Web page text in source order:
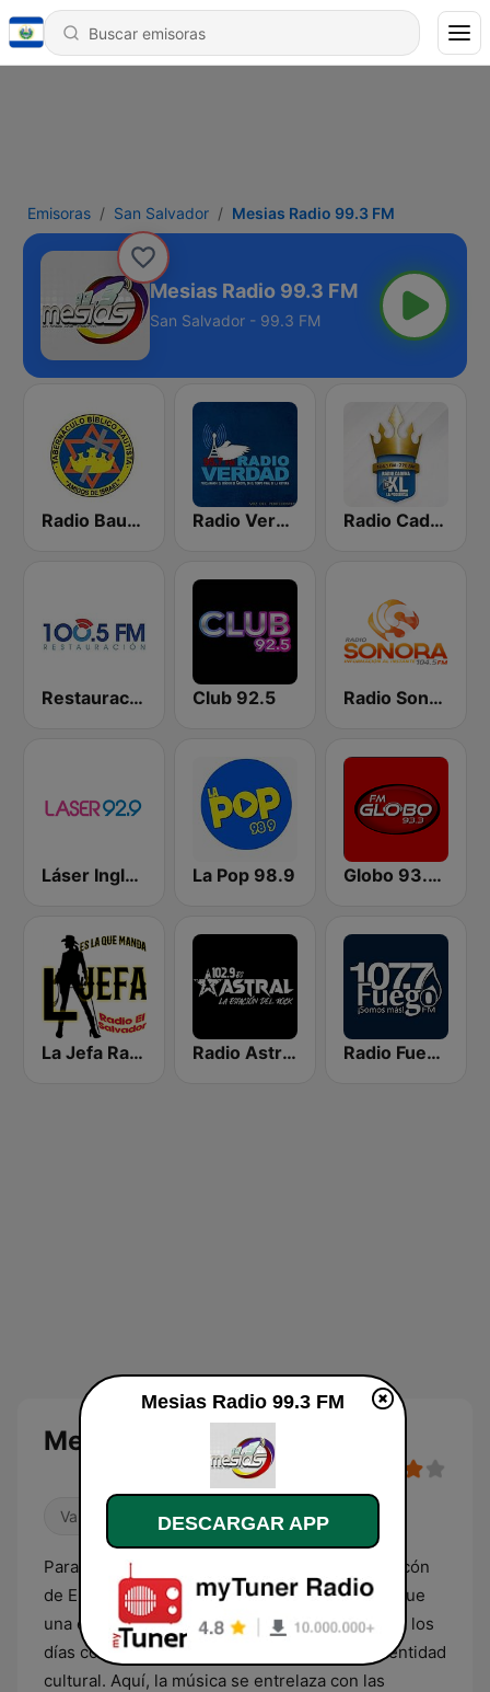
Emisoras San Salvador Mesias Radio 99.3 FM
Mesias Radio 99.3 FM
San Salvador - 99.3 FM
Radio Bautista Global 89.7 FM Radio Verdad 95.7 FM Radio Cadena YSKL La Poderosa
Restauración 100.5 FM Club 92.5 Radio Sonora 104.5 FM
Láser Inglés 92.9 La Pop 98.9 Globo 93.3 FM
La Jefa Radio El Salvador Radio Astral 102.9 FM Radio Fuego 107.7 FM
Mesias Radio 99.3 FM
Variado
Para la audiencia que sintoniza desde cada rincón
de El Salvador, Mesias Radio 99.3 FM es más que
una emisora: es una compañera que acompaña los
días con ritmos que resuenan con nuestra identidad
cultural. Aquí, la música se entrelaza con las
Mesias Radio 99.3 FM
DESCARGAR APP